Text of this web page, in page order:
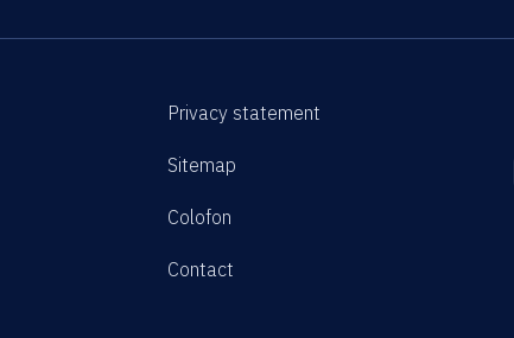
Privacy statement
Sitemap
Colofon
Contact